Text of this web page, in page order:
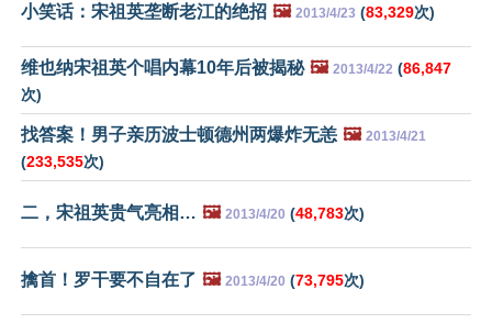
小笑话：宋祖英垄断老江的绝招 🖼️ 2013/4/23 (83,329次)
维也纳宋祖英个唱内幕10年后被揭秘 🖼️ 2013/4/22 (86,847
次)
找答案！男子亲历波士顿德州两爆炸无恙 🖼️ 2013/4/21
(233,535次)
二，宋祖英贵气亮相… 🖼️ 2013/4/20 (48,783次)
擒首！罗干要不自在了 🖼️ 2013/4/20 (73,795次)